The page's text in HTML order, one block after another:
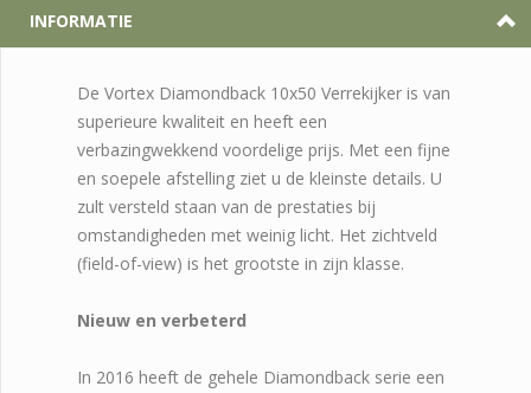
INFORMATIE
De Vortex Diamondback 10x50 Verrekijker is van
superieure kwaliteit en heeft een
verbazingwekkend voordelige prijs. Met een fijne
en soepele afstelling ziet u de kleinste details. U
zult versteld staan van de prestaties bij
omstandigheden met weinig licht. Het zichtveld
(field-of-view) is het grootste in zijn klasse.
Nieuw en verbeterd
In 2016 heeft de gehele Diamondback serie een